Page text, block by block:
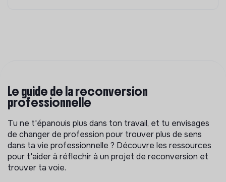
Le guide de la reconversion
professionnelle
Tu ne t'épanouis plus dans ton travail, et tu envisages
de changer de profession pour trouver plus de sens
dans ta vie professionnelle ? Découvre les ressources
pour t'aider à réflechir à un projet de reconversion et
trouver ta voie.